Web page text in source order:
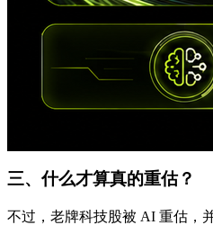
三、什么才算真的重估？
不过，老牌科技股被 AI 重估，